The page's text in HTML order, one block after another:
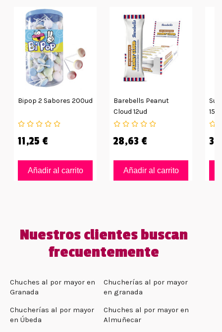
Bipop 2 Sabores 200ud
11,25 €
Añadir al carrito
Barebells Peanut
Cloud 12ud
28,63 €
Añadir al carrito
Nuestros clientes buscan
frecuentemente
Chuches al por mayor en
Granada
Chucherías al por mayor
en granada
Chucherías al por mayor
en Úbeda
Chuches al por mayor en
Almuñecar